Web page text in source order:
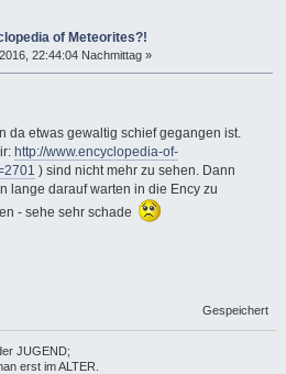
of Meteorites?!
22:44:04 Nachmittag »
da etwas gewaltig schief gegangen ist.
http://www.encyclopedia-of-
) sind nicht mehr zu sehen. Dann
lange darauf warten in die Ency zu
- sehe sehr schade
Gespeichert
JUGEND;
erst im ALTER.